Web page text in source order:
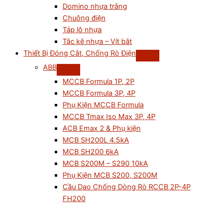
Domino nhựa trắng
Chuông điện
Táp lô nhựa
Tắc kê nhựa – Vít bắt
Thiết Bị Đóng Cắt, Chống Rò Điện
ABB
MCCB Formula 1P, 2P
MCCB Formula 3P, 4P
Phụ Kiện MCCB Formula
MCCB Tmax Iso Max 3P, 4P
ACB Emax 2 & Phụ kiện
MCB SH200L 4.5kA
MCB SH200 6kA
MCB S200M – S290 10kA
Phụ Kiện MCB S200, S200M
Cầu Dao Chống Dòng Rò RCCB 2P-4P
FH200